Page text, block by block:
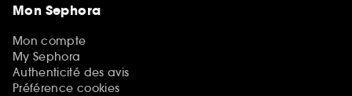
Mon Sephora
Mon compte
My Sephora
Authenticité des avis
Préférence cookies